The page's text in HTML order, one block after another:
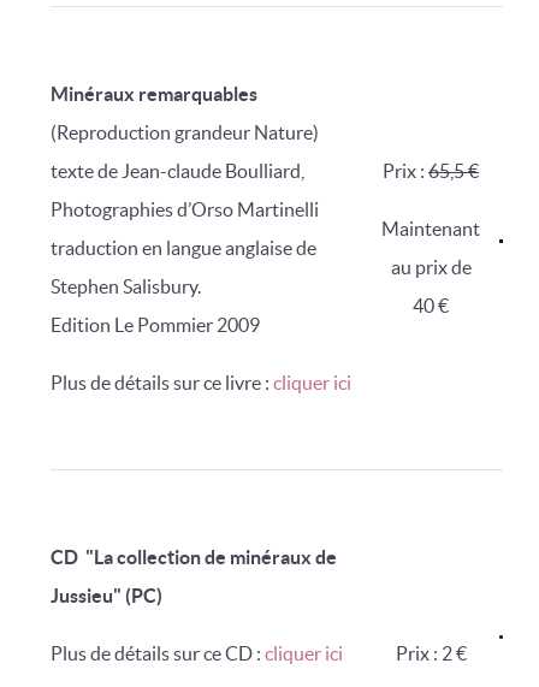
Minéraux remarquables
(Reproduction grandeur Nature)
texte de Jean-claude Boulliard,
Photographies d’Orso Martinelli
traduction en langue anglaise de
Stephen Salisbury.
Edition Le Pommier 2009
Plus de détails sur ce livre : cliquer ici
Prix : 65,5 €
Maintenant
au prix de
40 €
CD "La collection de minéraux de
Jussieu" (PC)
Plus de détails sur ce CD : cliquer ici Prix : 2 €